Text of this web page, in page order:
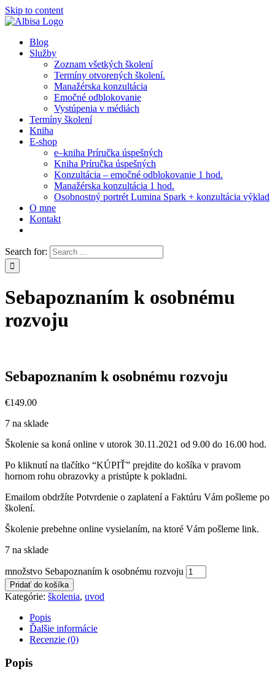
Skip to content
Blog
Služby
Zoznam všetkých školení
Termíny otvorených školení.
Manažérska konzultácia
Emočné odblokovanie
Vystúpenia v médiách
Termíny školení
Kniha
E-shop
e–kniha Príručka úspešných
Kniha Príručka úspešných
Konzultácia – emočné odblokovanie 1 hod.
Manažérska konzultácia 1 hod.
Osobnostný portrét Lumina Spark + konzultácia výklad
O mne
Kontakt
Search for:
Sebapoznaním k osobnému
rozvoju
Sebapoznaním k osobnému rozvoju
€149.00
7 na sklade
Školenie sa koná online v utorok 30.11.2021 od 9.00 do 16.00 hod.
Po kliknutí na tlačítko “KÚPIŤ” prejdite do košíka v pravom
hornom rohu obrazovky a pristúpte k pokladni.
Emailom obdržíte Potvrdenie o zaplatení a Faktúru Vám pošleme po
školení.
Školenie prebehne online vysielaním, na ktoré Vám pošleme link.
7 na sklade
množstvo Sebapoznaním k osobnému rozvoju
Pridať do košíka
Kategórie: školenia, uvod
Popis
Ďalšie informácie
Recenzie (0)
Popis